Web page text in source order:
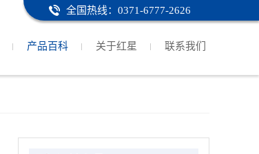
全国热线：0371-6777-2626
产品百科 关于红星 联系我们